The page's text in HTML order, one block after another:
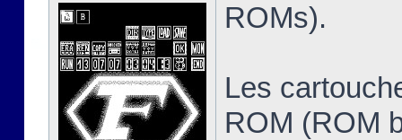
ROMs).
Les
ROM (ROM